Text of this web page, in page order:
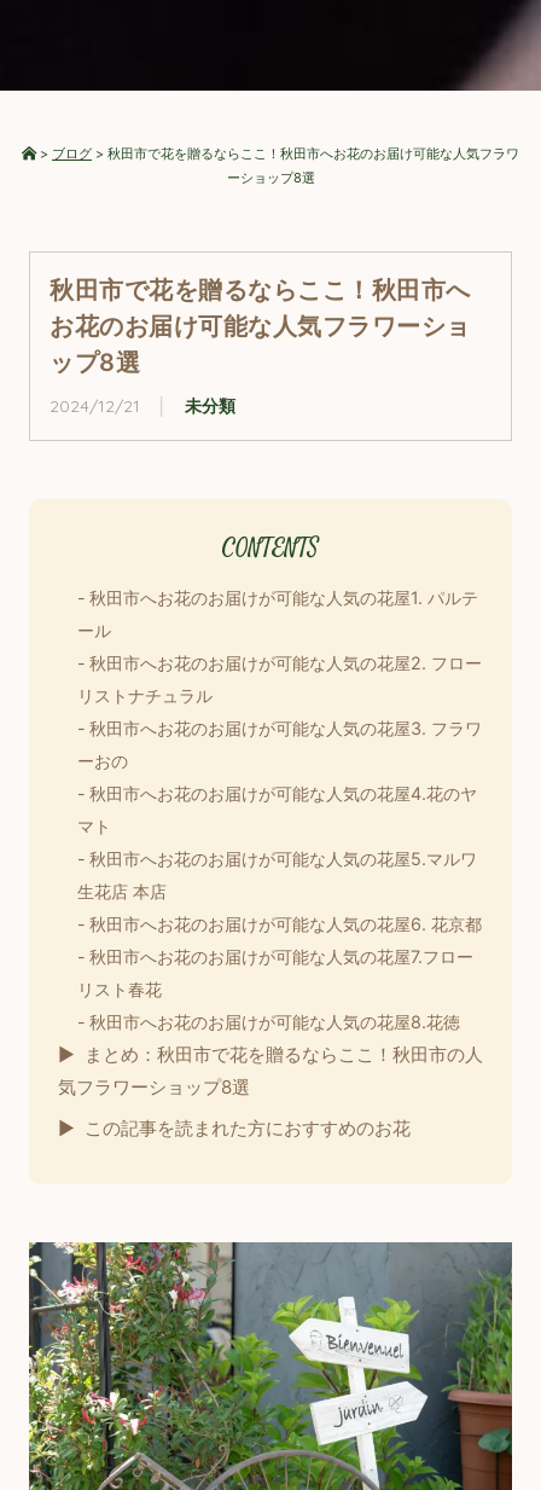
> ブログ > 秋田市で花を贈るならここ！秋田市へお花のお届け可能な人気フラワ
ーショップ8選
秋田市で花を贈るならここ！秋田市へ
お花のお届け可能な人気フラワーショ
ップ8選
2024/12/21 未分類
秋田市へお花のお届けが可能な人気の花屋1. パルテ
ール
秋田市へお花のお届けが可能な人気の花屋2. フロー
リストナチュラル
秋田市へお花のお届けが可能な人気の花屋3. フラワ
ーおの
秋田市へお花のお届けが可能な人気の花屋4.花のヤ
マト
秋田市へお花のお届けが可能な人気の花屋5.マルワ
生花店 本店
秋田市へお花のお届けが可能な人気の花屋6. 花京都
秋田市へお花のお届けが可能な人気の花屋7.フロー
リスト春花
秋田市へお花のお届けが可能な人気の花屋8.花徳
まとめ：秋田市で花を贈るならここ！秋田市の人
気フラワーショップ8選
この記事を読まれた方におすすめのお花